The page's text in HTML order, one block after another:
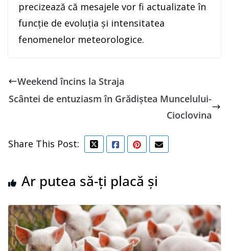
precizează că mesajele vor fi actualizate în
funcție de evoluția și intensitatea
fenomenelor meteorologice.
Weekend încins la Straja
Scântei de entuziasm în Grădiștea Muncelului-
Cioclovina
Share This Post:
Ar putea să-ți placă și